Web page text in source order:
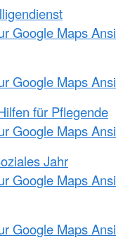
Google Maps
Google Maps
für Pflegende
Google Maps
Jahr
Google Maps
Google Maps